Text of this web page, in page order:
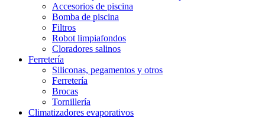
Accesorios de piscina
Bomba de piscina
Filtros
Robot limpiafondos
Cloradores salinos
Ferretería
Siliconas, pegamentos y otros
Ferretería
Brocas
Tornillería
Climatizadores evaporativos